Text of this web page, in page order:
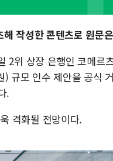
작성한 콘텐츠로 원문
2위 상장 은행인 코메르
규모 인수 제안을 공식
.
격화될 전망이다.